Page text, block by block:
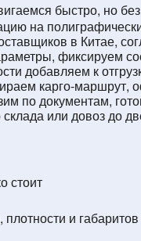
быстро, но
на
в Китае,
фиксируем
добавляем к
карго-маршрут,
по документам,
или довоз до
и